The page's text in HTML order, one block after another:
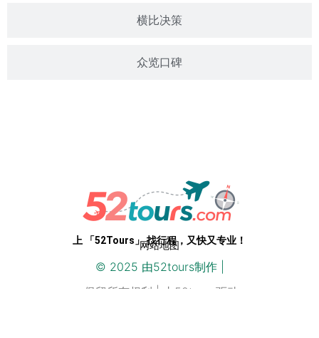
横比决策
众览口碑
上 「52Tours」 找行程，又快又专业！
网站地图
© 2025 由52tours制作 |
保留所有权利 | 由52tours驱动